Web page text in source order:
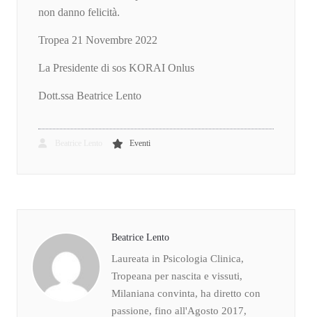
non danno felicità.
Tropea 21 Novembre 2022
La Presidente di sos KORAI Onlus
Dott.ssa Beatrice Lento
Eventi
Beatrice Lento
Laureata in Psicologia Clinica,
Tropeana per nascita e vissuti,
Milaniana convinta, ha diretto con
passione, fino all'Agosto 2017,